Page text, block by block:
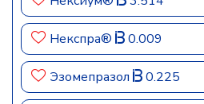
Некспра® 0.009
Эзомепразол 0.225